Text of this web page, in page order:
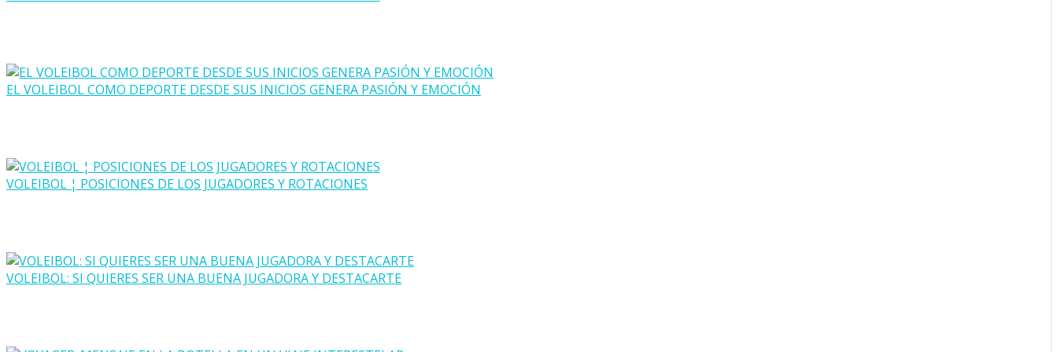
EL VOLEIBOL COMO DEPORTE DESDE SUS INICIOS GENERA PASIÓN Y EMOCIÓN
VOLEIBOL ¦ POSICIONES DE LOS JUGADORES Y ROTACIONES
VOLEIBOL: SI QUIERES SER UNA BUENA JUGADORA Y DESTACARTE